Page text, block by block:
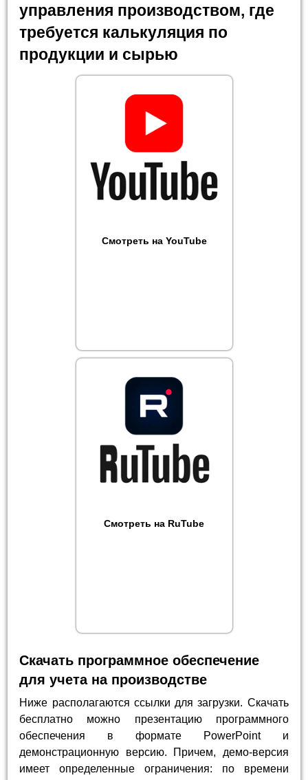
управления производством, где
требуется калькуляция по
продукции и сырью
Смотреть на YouTube
Смотреть на RuTube
Скачать программное обеспечение
для учета на производстве
Ниже располагаются ссылки для загрузки. Скачать
бесплатно можно презентацию программного
обеспечения в формате PowerPoint и
демонстрационную версию. Причем, демо-версия
имеет определенные ограничения: по времени